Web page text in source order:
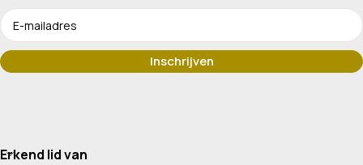
Erkend lid van